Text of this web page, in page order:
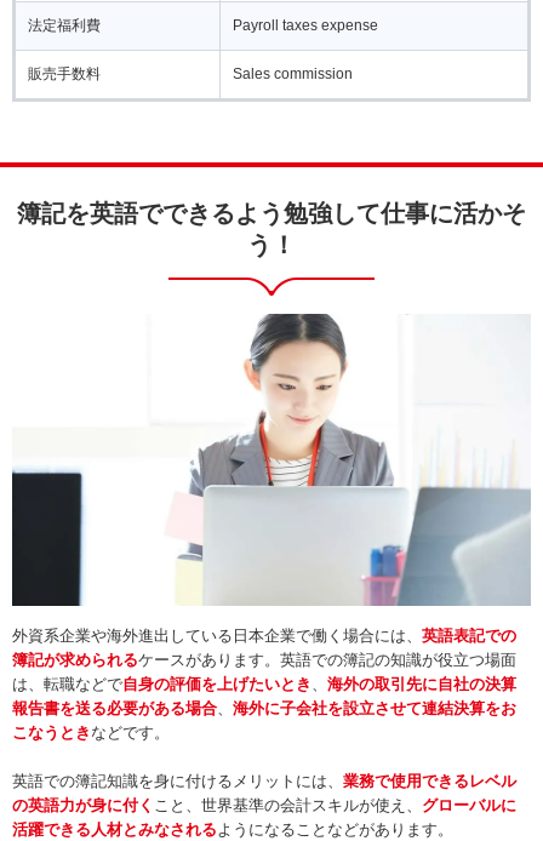
法定福利費 Payroll taxes expense
販売手数料 Sales commission
簿記を英語でできるよう勉強して仕事に活かそ
う！
外資系企業や海外進出している日本企業で働く場合には、 英語表記での
簿記が求められるケースがあります。英語での簿記の知識が役立つ場面
は、転職などで自身の評価を上げたいとき 、 海外の取引先に自社の決算
報告書を送る必要がある場合、 海外に子会社を設立させて連結決算をお
こなうとき などです。
英語での簿記知識を身に付けるメリットには、 業務で使用できるレベル
の英語力が身に付く こと、世界基準の会計スキルが使え、 グローバルに
活躍できる人材とみなされるようになることなどがあります。